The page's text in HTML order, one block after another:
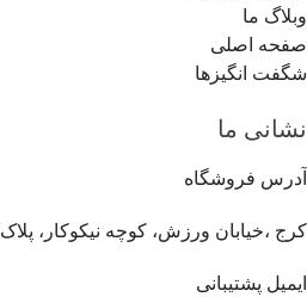
وبلاگ ما
صفحه اصلی
شگفت انگیزها
نشانی ما
آدرس فروشگاه
کرج ،خیابان ورزش، کوچه نیکوکار، پلاک۸
ایمیل پشتیبانی